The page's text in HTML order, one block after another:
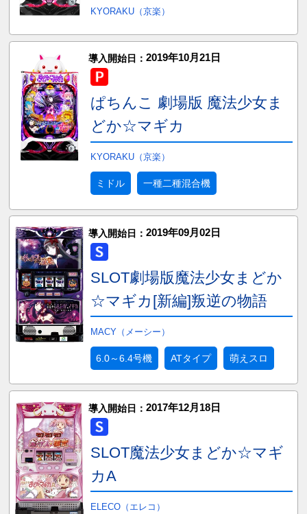
KYORAKU（京楽）
導入開始日： 2019年10月21日
ぱちんこ 劇場版 魔法少女ま
どか☆マギカ
KYORAKU（京楽）
ミドル 一種二種混合機
導入開始日： 2019年09月02日
SLOT劇場版魔法少女まどか
☆マギカ[新編]叛逆の物語
MACY（メーシー）
6.0～6.4号機 ATタイプ 萌えスロ
導入開始日： 2017年12月18日
SLOT魔法少女まどか☆マギ
カA
ELECO（エレコ）